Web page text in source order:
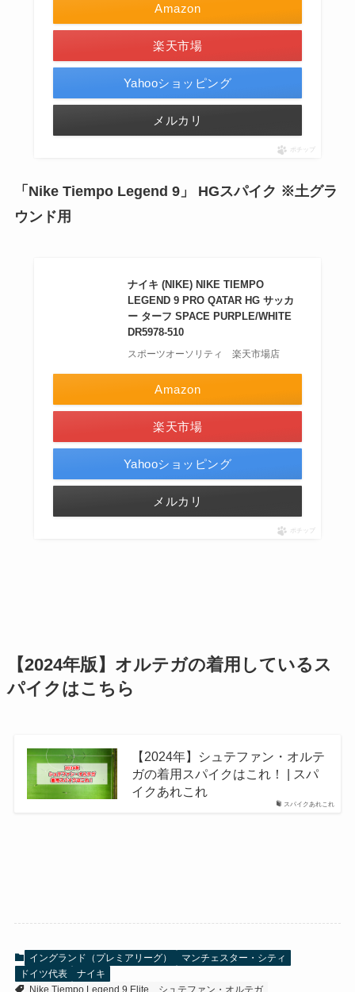
Amazon
楽天市場
Yahooショッピング
メルカリ
ポチップ
「Nike Tiempo Legend 9」 HGスパイク ※土グラ
ウンド用
ナイキ (NIKE) NIKE TIEMPO
LEGEND 9 PRO QATAR HG サッカ
ー ターフ SPACE PURPLE/WHITE
DR5978-510
スポーツオーソリティ 楽天市場店
Amazon
楽天市場
Yahooショッピング
メルカリ
ポチップ
【2024年版】オルテガの着用しているス
パイクはこちら
スパイクあれこれ
【2024年】シュテファン・オルテ
ガの着用スパイクはこれ！ | スパ
イクあれこれ
イングランド（プレミアリーグ）
マンチェスター・シティ
ドイツ代表
ナイキ
Nike Tiempo Legend 9 Elite
シュテファン・オルテガ